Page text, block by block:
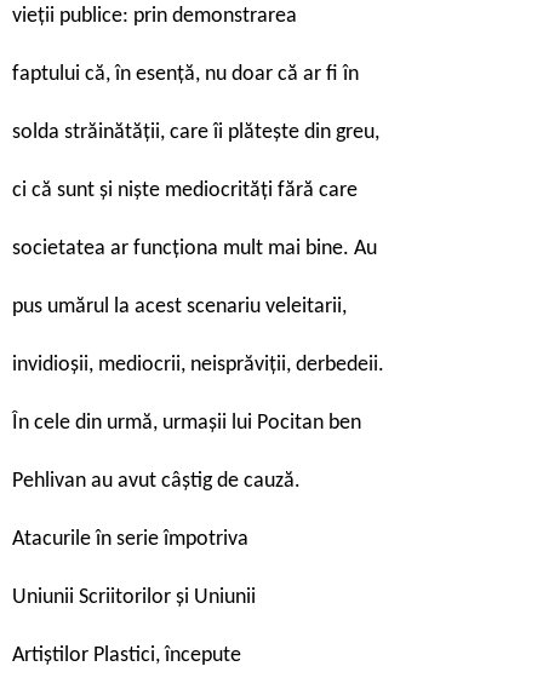
vieții publice: prin demonstrarea
faptului că, în esență, nu doar că ar fi în
solda străinătății, care îi plătește din greu,
ci că sunt și niște mediocrități fără care
societatea ar funcționa mult mai bine. Au
pus umărul la acest scenariu veleitarii,
invidioșii, mediocrii, neisprăviții, derbedeii.
În cele din urmă, urmașii lui Pocitan ben
Pehlivan au avut câștig de cauză.
Atacurile în serie împotriva
Uniunii Scriitorilor și Uniunii
Artiștilor Plastici, începute